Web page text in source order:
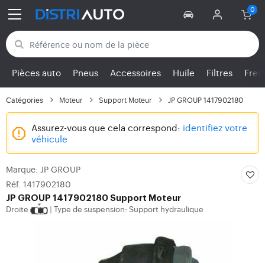
Retour aux catégories
Pièces auto Pneus Accessoires Huile Filtres
Catégories Moteur Support Moteur JP GROUP 1417902180
Assurez-vous que cela correspond: identifiez votre
véhicule
Marque: JP GROUP
Réf. 1417902180
JP GROUP 1417902180 Support Moteur
Droite Type de suspension: Support hydraulique